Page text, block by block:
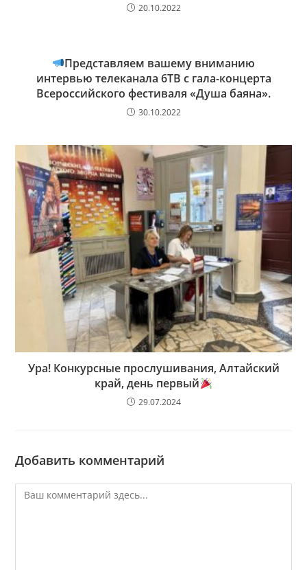
20.10.2022
Представляем вашему вниманию
интервью телеканала 6ТВ с гала-концерта
Всероссийского фестиваля «Душа баяна».
30.10.2022
Ура! Конкурсные прослушивания, Алтайский
край, день первый
29.07.2024
Добавить комментарий